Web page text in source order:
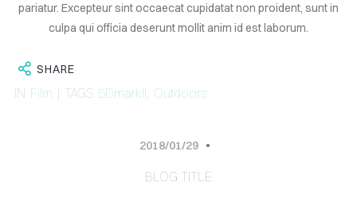
pariatur. Excepteur sint occaecat cupidatat non proident, sunt in
culpa qui officia deserunt mollit anim id est laborum.
SHARE
IN Film | TAGS 5DmarkII, Outdoors
2018/01/29
BLOG TITLE